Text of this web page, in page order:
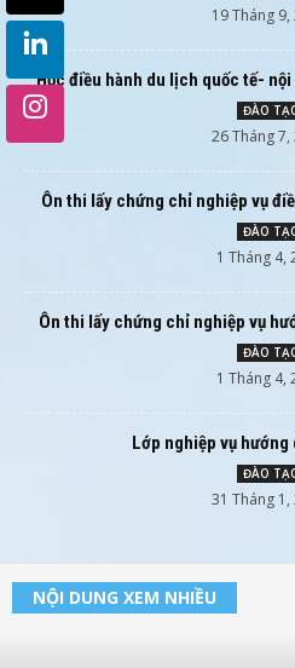
19 Tháng 9,
Học điều hành du lịch quốc tế-
ĐÀO
26 Tháng 7,
Ôn thi lấy chứng chỉ nghiệp vụ
ĐÀO
1 Tháng 4,
Ôn thi lấy chứng chỉ nghiệp vụ
ĐÀO
1 Tháng 4,
Lớp nghiệp vụ
ĐÀO
31 Tháng 1,
NỘI DUNG XEM NHIỀU